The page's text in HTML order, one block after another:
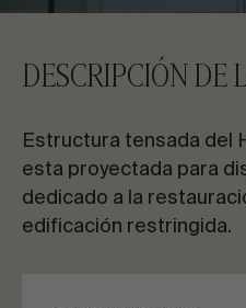
CONTACTA CON NOSOTROS
DESCRIPCIÓN DE
Estructura tensada del
esta proyectada para
dedicado a la
edificación restringida.